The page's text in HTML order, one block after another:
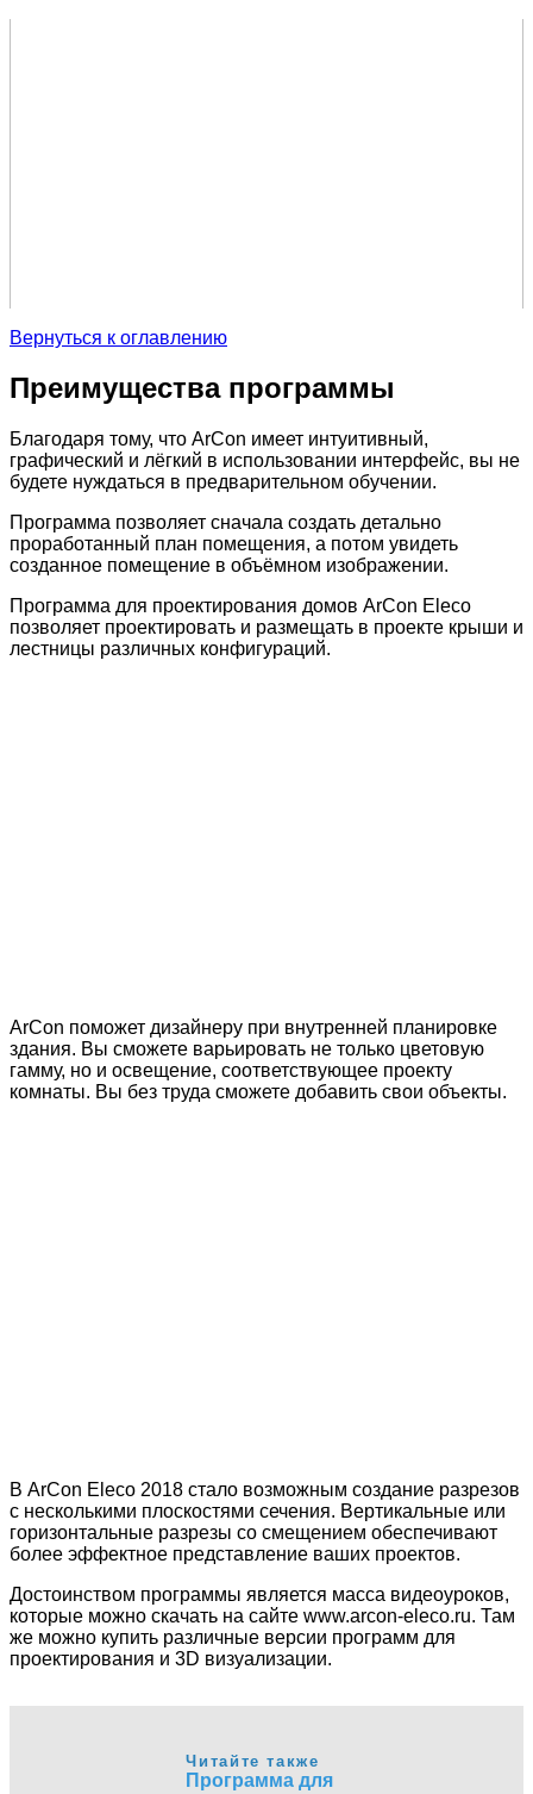
Вернуться к оглавлению
Преимущества программы
Благодаря тому, что ArCon имеет интуитивный,
графический и лёгкий в использовании интерфейс, вы не
будете нуждаться в предварительном обучении.
Программа позволяет сначала создать детально
проработанный план помещения, а потом увидеть
созданное помещение в объёмном изображении.
Программа для проектирования домов ArCon Eleco
позволяет проектировать и размещать в проекте крыши и
лестницы различных конфигураций.
ArCon поможет дизайнеру при внутренней планировке
здания. Вы сможете варьировать не только цветовую
гамму, но и освещение, соответствующее проекту
комнаты. Вы без труда сможете добавить свои объекты.
В ArCon Eleco 2018 стало возможным создание разрезов
с несколькими плоскостями сечения. Вертикальные или
горизонтальные разрезы со смещением обеспечивают
более эффектное представление ваших проектов.
Достоинством программы является масса видеоуроков,
которые можно скачать на сайте www.arcon-eleco.ru. Там
же можно купить различные версии программ для
проектирования и 3D визуализации.
Читайте также
Программа для